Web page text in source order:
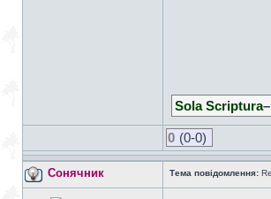
Sola Scriptura
0 (0-0)
Сонячник Тема повідомлення: